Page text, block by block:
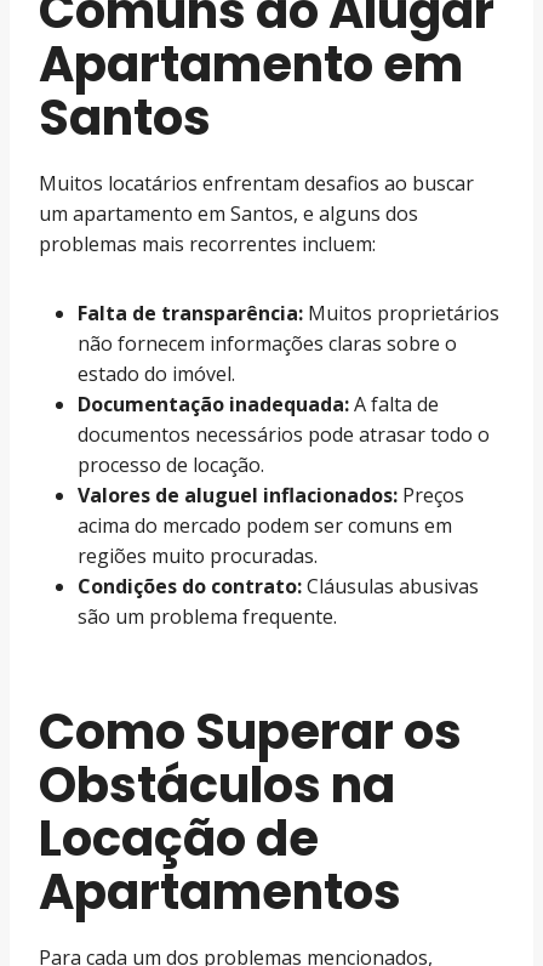
Apartamento em
Santos
Muitos locatários enfrentam desafios ao buscar
um apartamento em Santos, e alguns dos
problemas mais recorrentes incluem:
Falta de transparência: Muitos proprietários
não fornecem informações claras sobre o
estado do imóvel.
Documentação inadequada:A falta de
documentos necessários pode atrasar todo o
processo de locação.
Valores de aluguel inflacionados: Preços
acima do mercado podem ser comuns em
regiões muito procuradas.
Condições do contrato:Cláusulas abusivas
são um problema frequente.
Como Superar os
Obstáculos na
Locação de
Apartamentos
Para cada um dos problemas mencionados,